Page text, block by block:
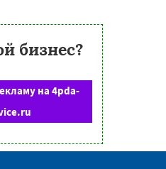
бизнес?
на 4pda-